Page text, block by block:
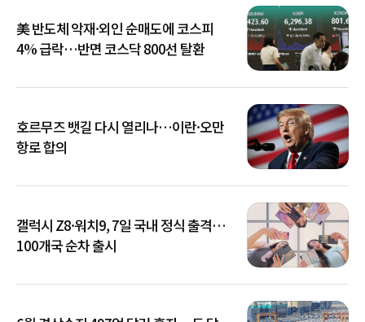
美 반도체 악재·외인 순매도에 코스피
4% 급락…반면 코스닥 800선 탈환
호르무즈 뱃길 다시 열리나…이란·오만
항로 합의
갤럭시 Z8·워치9, 7일 국내 정식 출격…
100개국 순차 출시